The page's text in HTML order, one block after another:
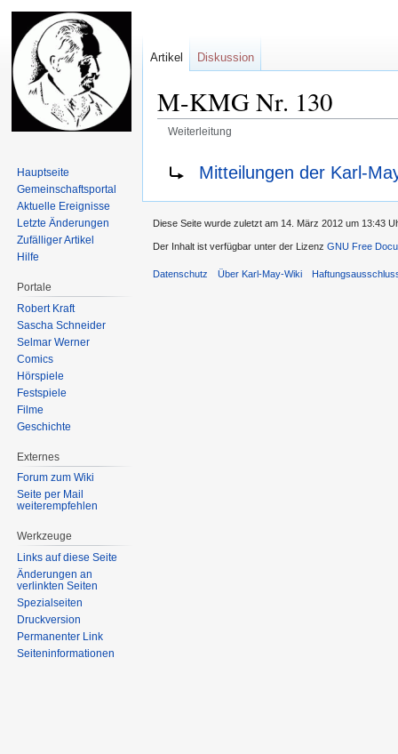
M-KMG Nr. 130
Weiterleitung
Navigation
springen
Suche
springen
Weiterleitung nach:
Mitteilungen der Karl-
Artikel Diskussion
Hauptseite
Gemeinschafts­portal
Aktuelle Ereignisse
Letzte Änderungen
Zufälliger Artikel
Hilfe
Portale
Robert Kraft
Sascha Schneider
Selmar Werner
Comics
Hörspiele
Festspiele
Filme
Geschichte
Externes
Forum zum Wiki
Seite per Mail
weiterempfehlen
Werkzeuge
Links auf diese Seite
Änderungen an
verlinkten Seiten
Spezialseiten
Druckversion
Permanenter Link
Seiten­informationen
Diese Seite wurde zuletzt am 14. März 2012 um 13:43
Der Inhalt ist verfügbar unter der Lizenz GNU Free
Datenschutz Über Karl-May-Wiki